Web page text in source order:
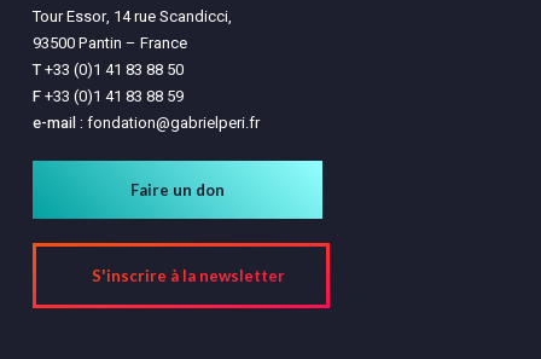
Tour Essor, 14 rue Scandicci,
93500 Pantin – France
T+33 (0)1 41 83 88 50
F+33 (0)1 41 83 88 59
e-mail : fondation@gabrielperi.fr
Faire un don
S'inscrire à la newsletter